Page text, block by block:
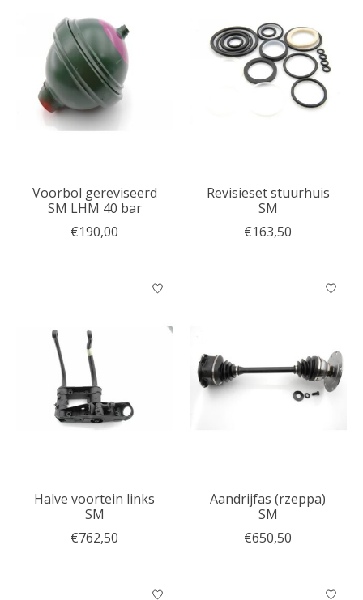
Voorbol gereviseerd
SM LHM 40 bar
€190,00
Revisieset stuurhuis
SM
€163,50
Halve voortein links
SM
€762,50
Aandrijfas (rzeppa)
SM
€650,50